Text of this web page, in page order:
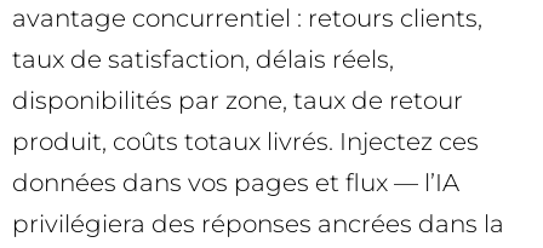
avantage concurrentiel : retours clients,
taux de satisfaction, délais réels,
disponibilités par zone, taux de retour
produit, coûts totaux livrés. Injectez ces
données dans vos pages et flux — l’IA
privilégiera des réponses ancrées dans la